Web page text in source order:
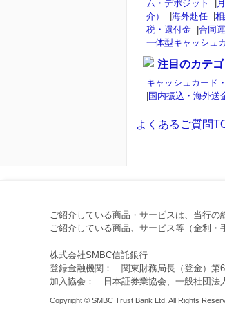
ム・デポジット
|
介）
|海外赴任 |
税・還付金 |合同
一体型キャッシュ
注目のカテ
キャッシュカード
|国内振込・海外送
よくあるご質問
ご紹介している商品・サービスは、当行
ご紹介している商品、サービス等（金利
株式会社SMBC信託銀行
登録金融機関： 関東財務局長（登金）第
加入協会： 日本証券業協会、一般社団法
Copyright © SMBC Trust Bank Ltd. All Rights